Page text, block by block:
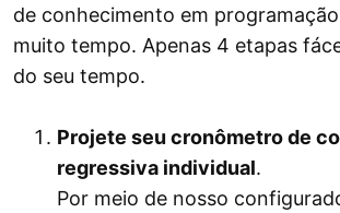
de conhecimento em
muito tempo. Apenas 4 etapas
do seu tempo.
Projete seu cronômetro de
regressiva individual.
Por meio de nosso